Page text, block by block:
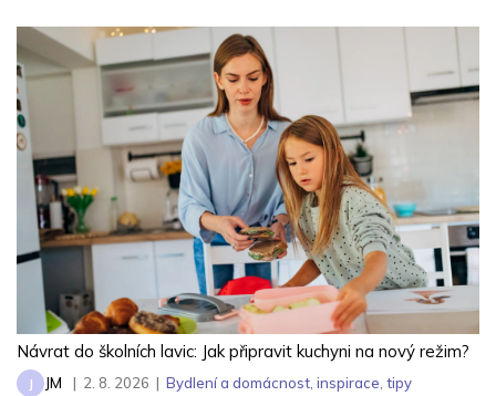
Návrat do školních lavic: Jak připravit kuchyni na nový režim?
J JM | 2. 8. 2026 | Bydlení a domácnost, inspirace, tipy